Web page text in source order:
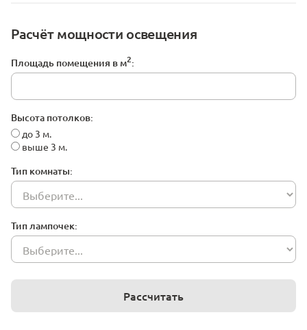
Расчёт мощности освещения
Площадь помещения в м2:
Высота потолков:
до 3 м.
выше 3 м.
Тип комнаты:
Тип лампочек:
Рассчитать